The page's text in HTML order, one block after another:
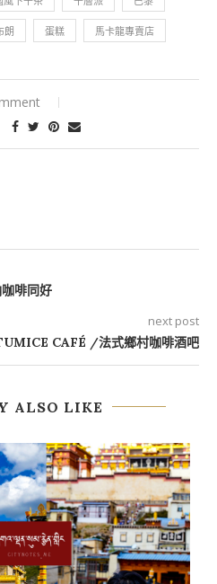
朗 蛋糕 馬卡龍專賣店
啡同好
next post
CAFÉ /法式鄉村咖啡酒吧
ALSO LIKE